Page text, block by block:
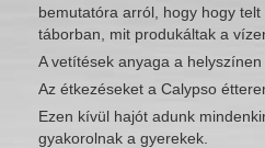
bemutatóra arról, hogy hogy
táborban, mit produkáltak a
A vetítések anyaga a helyszínen
Az étkezéseket a Calypso
Ezen kívül hajót adunk
gyakorolnak a gyerekek.